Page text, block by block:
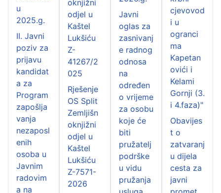
u
2025.g.
II. Javni
poziv za
prijavu
kandidat
a za
Program
zapošlja
vanja
nezaposl
enih
osoba u
Javnim
radovim
a na
oknjižni
odjel u
Kaštel
Lukšiću
Z-
41267/2
025
Rješenje
OS Split
Zemljišn
oknjižni
odjel u
Kaštel
Lukšiću
Z-7571-
2026
Javni
oglas za
zasnivanj
e radnog
odnosa
na
određen
o vrijeme
za osobu
koje će
biti
pružatelj
podrške
u vidu
pružanja
cjevovod
i u
ogranci
ma
Kapetan
ovići i
Kelami
Gornji (3.
i 4.faza)"
Obavijes
t o
zatvaranj
u dijela
cesta za
javni